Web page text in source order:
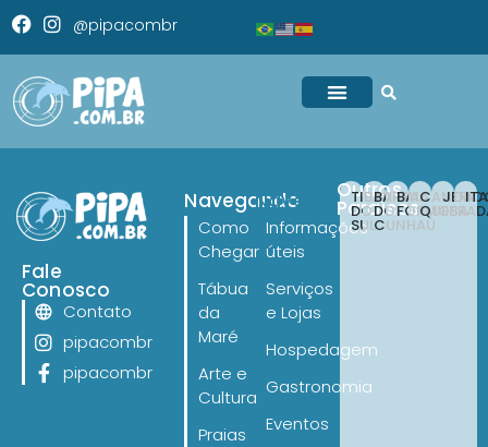
@pipacombr
Fale
Conosco
Contato
pipacombr
pipacombr
Navegando
Como
Chegar
Tábua
da
Maré
Arte e
Cultura
Praias
Navegando
Informações
úteis
Serviços
e Lojas
Hospedagem
Gastronomia
Eventos
Outros
Paraísos
TIBAU
DO
SUL
BARRA
DO
CUNHAÚ
BAIA
FORMOSA
CANOA